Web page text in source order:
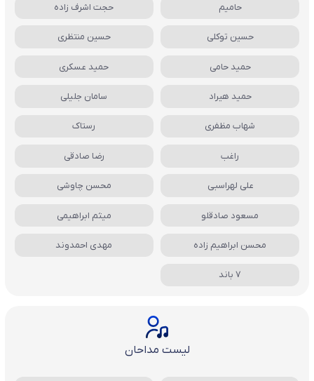
حامیم حجت اشرف زاده
حسین توکلی حسین منتظری
حمید حامی حمید عسکری
حمید هیراد سامان جلیلی
شهاب مظفری رستاک
راغب رضا صادقی
علی لهراسبی محسن چاوشی
مسعود صادقلو میثم ابراهیمی
محسن ابراهیم زاده مهدی احمدوند
7 باند
لیست مداحان